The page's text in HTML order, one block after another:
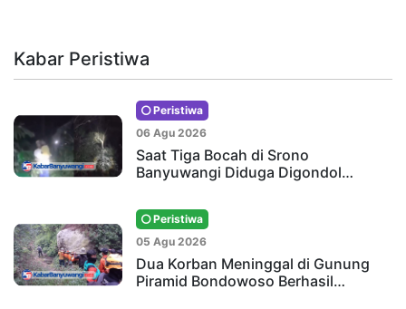
Kabar Peristiwa
Peristiwa
06 Agu 2026
Saat Tiga Bocah di Srono
Banyuwangi Diduga Digondol…
Peristiwa
05 Agu 2026
Dua Korban Meninggal di Gunung
Piramid Bondowoso Berhasil…